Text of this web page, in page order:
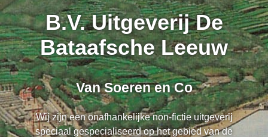
B.V. Uitgeverij De
Bataafsche Leeuw
Van Soeren en Co
Wij zijn een onafhankelijke non-fictie uitgeverij
speciaal gespecialiseerd op het gebied van de